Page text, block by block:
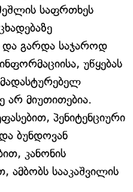
საფრთხეს
და გარდა საჯაროდ
უწყებას
არ მიუთითებია.
პენიტენციური
ბუნდოვან
კანონის
სააკაშვილის